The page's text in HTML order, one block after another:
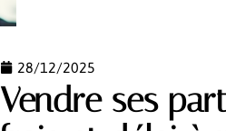
28/12/2025
Vendre ses